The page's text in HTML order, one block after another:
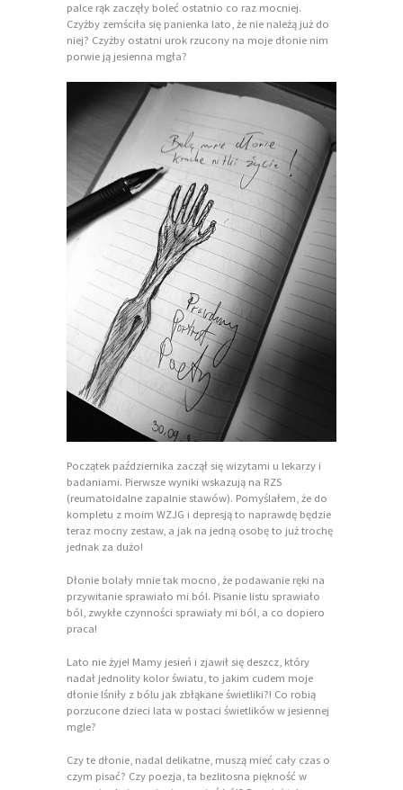
palce rąk zaczęły boleć ostatnio co raz mocniej.
Czyżby zemściła się panienka lato, że nie należą już do
niej? Czyżby ostatni urok rzucony na moje dłonie nim
porwie ją jesienna mgła?
Początek października zaczął się wizytami u lekarzy i
badaniami. Pierwsze wyniki wskazują na RZS
(reumatoidalne zapalnie stawów). Pomyślałem, że do
kompletu z moim WZJG i depresją to naprawdę będzie
teraz mocny zestaw, a jak na jedną osobę to już trochę
jednak za dużo!
Dłonie bolały mnie tak mocno, że podawanie ręki na
przywitanie sprawiało mi ból. Pisanie listu sprawiało
ból, zwykłe czynności sprawiały mi ból, a co dopiero
praca!
Lato nie żyje! Mamy jesień i zjawił się deszcz, który
nadał jednolity kolor światu, to jakim cudem moje
dłonie lśniły z bólu jak zbłąkane świetliki?! Co robią
porzucone dzieci lata w postaci świetlików w jesiennej
mgle?
Czy te dłonie, nadal delikatne, muszą mieć cały czas o
czym pisać? Czy poezja, ta bezlitosna piękność w